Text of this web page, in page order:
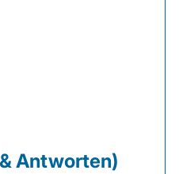
Antworten)